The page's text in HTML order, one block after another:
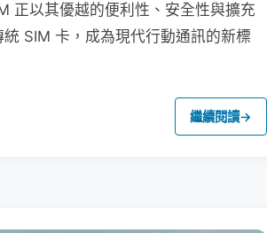
正以其優越的便利性、安全性與擴充
SIM 卡，成為現代行動通訊的新標
繼續閱讀→